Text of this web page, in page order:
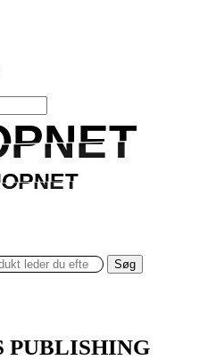
Søg
PUBLISHING